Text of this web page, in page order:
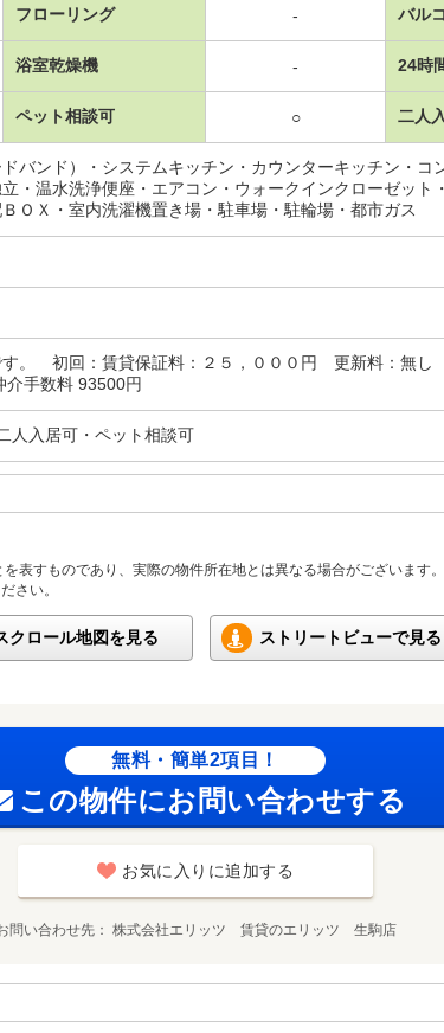
フローリング - バル
浴室乾燥機 - 24時
ペット相談可 ○ 二人
バンド）・システムキッチン・カウンターキッチン・コ
・温水洗浄便座・エアコン・ウォークインクローゼット
ＯＸ・室内洗濯機置き場・駐車場・駐輪場・都市ガス
す。 初回：賃貸保証料：２５，０００円 更新料：無
手数料 93500円
人入居可・ペット相談可
表すものであり、実際の物件所在地とは異なる場合がございます。
さい。
クロール地図を見る ストリートビューで見る
無料・簡単2項目！
この物件にお問い合わせする
お気に入りに追加する
問い合わせ先 株式会社エリッツ 賃貸のエリッツ 生駒店